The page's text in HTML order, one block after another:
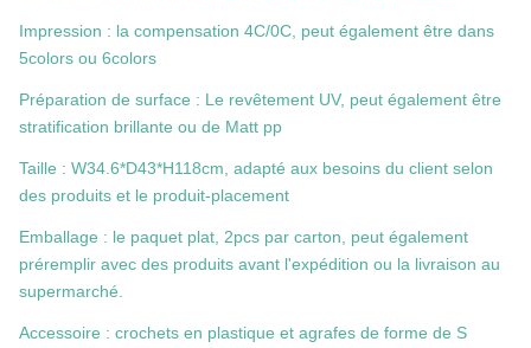
Impression : la compensation 4C/0C, peut également être dans
5colors ou 6colors
Préparation de surface : Le revêtement UV, peut également être
stratification brillante ou de Matt pp
Taille : W34.6*D43*H118cm , adapté aux besoins du client selon
des produits et le produit-placement
Emballage : le paquet plat, 2pcs par carton, peut également
préremplir avec des produits avant l'expédition ou la livraison au
supermarché.
Accessoire : crochets en plastique et agrafes de forme de S